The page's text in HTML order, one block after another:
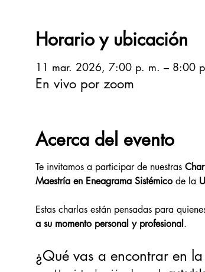
Horario y ubicación
11 mar. 2026, 7:00 p. m. – 8:00
En vivo por zoom
Acerca del evento
Te invitamos a participar de nuestras
Maestría en Eneagrama Sistémico de la
Estas charlas están pensadas para
a su momento personal y profesional .
¿Qué vas a encontrar en